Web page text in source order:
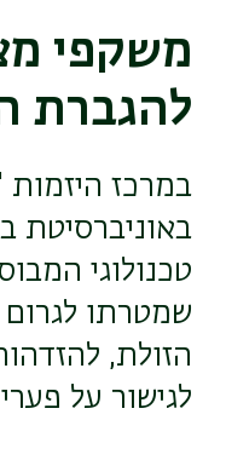
משקפי
להגברת
במרכז היזמות
באוניברסיטת
טכנולוגי
שמטרתו
הזולת,
לגישור על